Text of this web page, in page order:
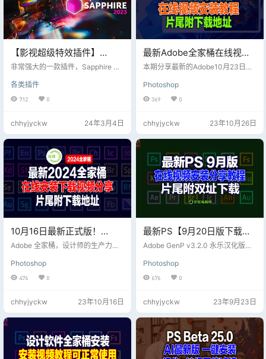
【影视超级特效插件】
Ae/Pr/Ps/达芬奇蓝宝石视觉
Win
非常强大的一款插件，Sapphire 插
具都无法比拟的令人惊叹的有机外
观。主要功能包括 270 多种效果和
cha 集成的跟踪和遮罩。Sapphire
卓越的图像质量、控制和渲染速度
注于最重要的事情，产生让观众回
头客的影响。 插件支持 Win 系统：
Adobe系列软件…
各类插件
712 0
chhyjyckw 24年3月4日
最新Adobe全家桶在线视频
安装分享及下载地址！请低
本期分享最新的Adobe10月23日最
工具； 每周更新及时替补，片尾全
系列下载地址下载！请低调使用！
Photoshop
369 0
chhyjyckw 23年10月26日
10月16日最新正式版！
Adobe2024全家桶直装版最
尾附百度盘下载地址
Adobe 全家桶，设计师的生产力工
可少的软件。 10月16日最新正式
版！Adobe 2024 全家桶PS、Ai、A
Photoshop
476 0
chhyjyckw 23年10月16日
最新PS【9月20日版下载种
子】坡姐Adobe 2019-2023
文版，片尾附下载地址
Adobe GenP v3.2.0 永乐汉化版是
吉活工具,专门在Win系统上吉活所
有Adobe软件的2019到2023版本，
家桶软件吉活。 支持列表 Adobe Af
ter Effects CC 2019-2023+ Adob
e Animate CC 2019-2023+ Ado
b…
Photoshop
676 0
chhyjyckw 23年9月23日